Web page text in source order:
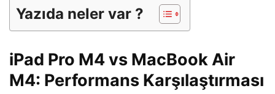
Yazıda neler var ?
iPad Pro M4 vs MacBook Air
M4: Performans Karşılaştırması